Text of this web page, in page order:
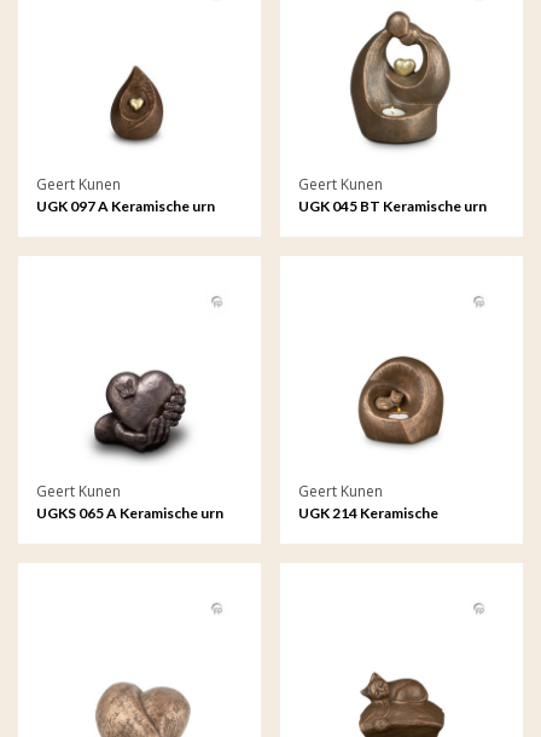
Geert Kunen
UGK 097 A Keramische urn
liefdevolle herinnering
Geert Kunen
UGK 045 BT Keramische urn
(Waxine)
Geert Kunen
UGKS 065 A Keramische urn
Geert Kunen
UGK 214 Keramische